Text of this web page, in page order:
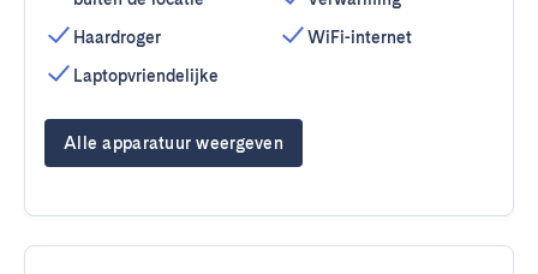
Haardroger
Laptopvriendelijke
WiFi-internet
Alle apparatuur weergeven